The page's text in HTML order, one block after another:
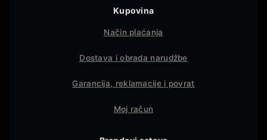
Kupovina
Način plaćanja
Dostava i obrada narudžbe
Garancija, reklamacije i povrat
Moj račun